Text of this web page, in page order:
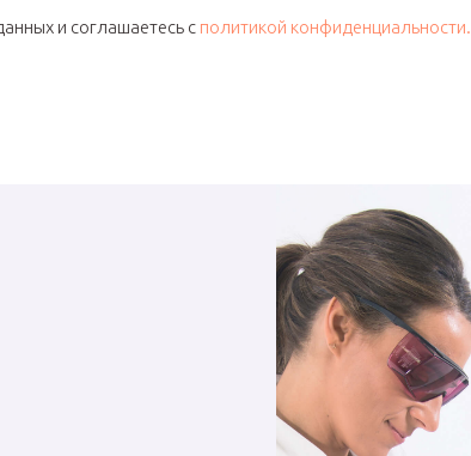
и соглашаетесь c политикой конфиденциальности.